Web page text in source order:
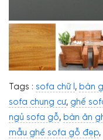
Tags : sofa chữ l , bàn
sofa chung cư, ghế
ngủ sofa gỗ, bàn ăn
mẫu ghế sofa gỗ đẹp,